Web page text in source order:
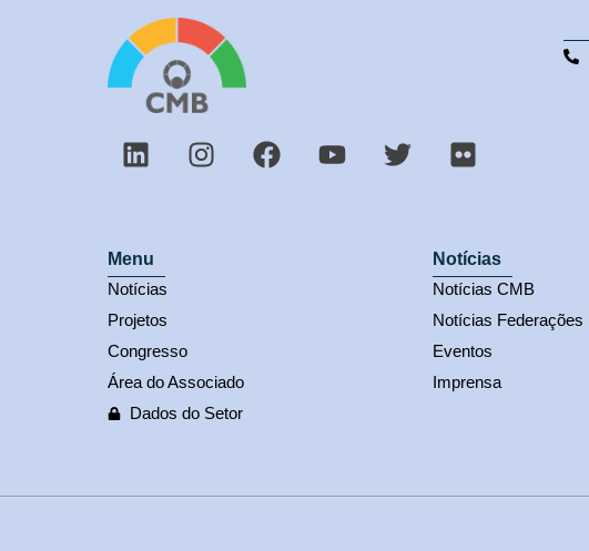
Menu
Notícias
Projetos
Congresso
Área do Associado
Dados do Setor
Notícias
Notícias CMB
Notícias Federações
Eventos
Imprensa